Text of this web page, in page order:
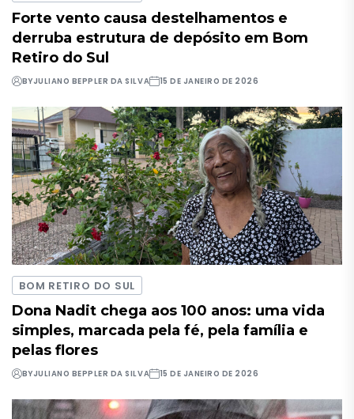
Forte vento causa destelhamentos e
derruba estrutura de depósito em Bom
Retiro do Sul
BYJULIANO BEPPLER DA SILVA 15 DE JANEIRO DE 2026
BOM RETIRO DO SUL
Dona Nadit chega aos 100 anos: uma vida
simples, marcada pela fé, pela família e
pelas flores
BYJULIANO BEPPLER DA SILVA 15 DE JANEIRO DE 2026